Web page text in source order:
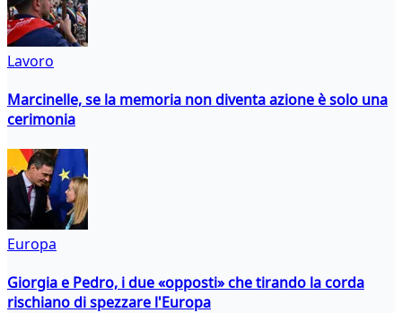
Lavoro
Marcinelle, se la memoria non diventa azione è solo una
cerimonia
Europa
Giorgia e Pedro, i due «opposti» che tirando la corda
rischiano di spezzare l'Europa